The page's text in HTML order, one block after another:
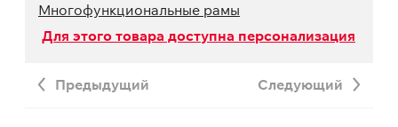
Многофункциональные рамы
Для этого товара доступна персонализация
Предыдущий Следующий